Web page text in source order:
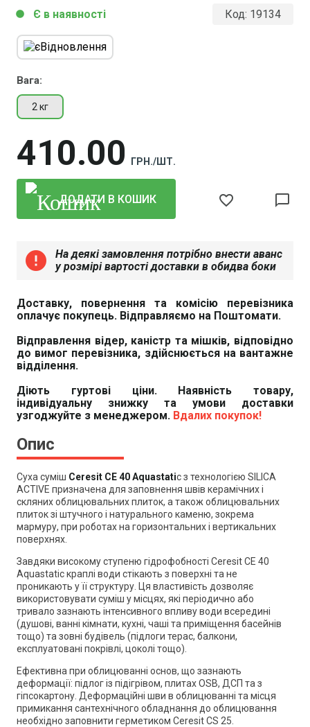
Ceresit CE 40 Aquastatic.
Код: 19134
Вага:
2 кг
410 00 ГРН./ШТ.
circle Є в наявності
ДОДАТИ В КОШИК favorite_border chat_bubble_outline
error
На деякі замовлення потрібно внести аванс
у розмірі вартості доставки в обидва боки
Доставку, повернення та комісію перевізника
оплачує покупець. Відправляємо на Поштомати.
Відправлення відер, каністр та мішків, відповідно
до вимог перевізника, здійснюється на вантажне
відділення.
Діють гуртові ціни. Наявність товару,
індивідуальну знижку та умови доставки
узгоджуйте з менеджером. Вдалих покупок!
Опис
Суха суміш Ceresit CE 40 Aquastatic з технологією SILICA
ACTIVE призначена для заповнення швів керамічних і
скляних облицювальних плиток, а також облицювальних
плиток зі штучного і натурального каменю, зокрема
мармуру, при роботах на горизонтальних і вертикальних
поверхнях.
Завдяки високому ступеню гідрофобності Ceresit CE 40
Aquastatic краплі води стікають з поверхні та не
проникають у її структуру. Ця властивість дозволяє
використовувати суміш у місцях, які періодично або
тривало зазнають інтенсивного впливу води всередині
(душові, ванні кімнати, кухні, чаші та приміщення басейнів
тощо) та зовні будівель (підлоги терас, балкони,
експлуатовані покрівлі, цоколі тощо).
Ефективна при облицюванні основ, що зазнають
деформації: підлог із підігрівом, плитах OSB, ДСП та з
гіпсокартону. Деформаційні шви в облицюванні та місця
примикання сантехнічного обладнання до облицювання
необхідно заповнити герметиком Ceresit CS 25.